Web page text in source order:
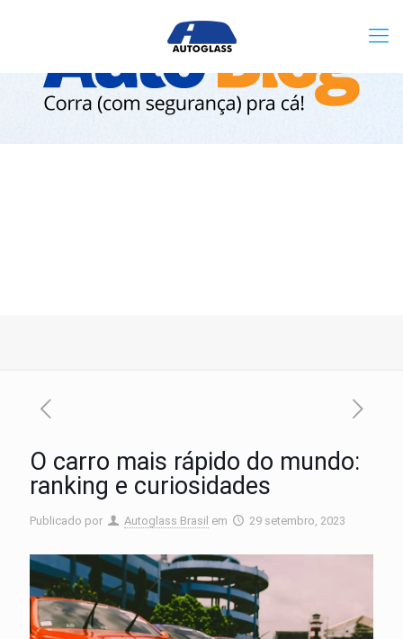
O carro mais rápido do mundo:
ranking e curiosidades
Publicado por Autoglass Brasil em 29 setembro, 2023